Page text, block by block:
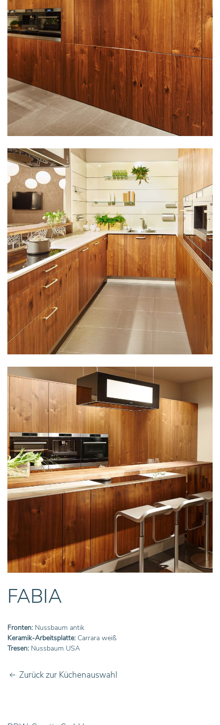
FABIA
Fronten: Nussbaum antik
Keramik-Arbeitsplatte: Carrara weiß
Tresen: Nussbaum USA
Zurück zur Küchenauswahl